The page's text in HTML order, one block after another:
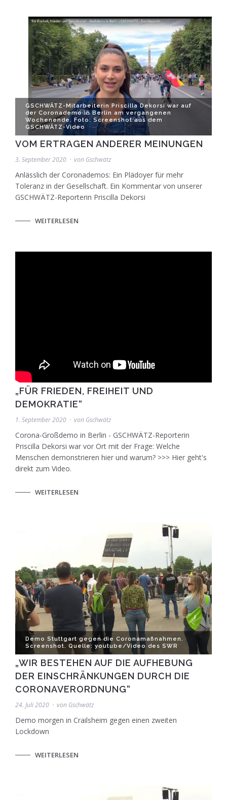
GSCHWÄTZ-Mitarbeiterin Priscilla Dekorsi war auf
der Coronademo in Berlin am vergangenen
Wochenende. Foto: Screenshot aus dem
GSCHWÄTZ-Video
VOM ERTRAGEN ANDERER MEINUNGEN
3. September 2020 von Gschwätz
Anlässlich der Coronademos: Ein Plädoyer für mehr
Toleranz in der Gesellschaft. Ein Kommentar von unserer
GSCHWÄTZ-Reporterin Priscilla Dekorsi
WEITERLESEN
„FÜR FRIEDEN, FREIHEIT UND
DEMOKRATIE“
1. September 2020 von Gschwätz
Corona-Großdemo in Berlin - GSCHWÄTZ-Reporterin
Priscilla Dekorsi war vor Ort mit der Frage: Welche
Menschen demonstrieren hier und warum? >>> Hier geht's
direkt zum Video.
WEITERLESEN
Demo Stuttgart gegen die Coronamaßnahmen.
Screenshot. Quelle: youtube/Video des SWR
„WIR BESTEHEN AUF DIE AUFHEBUNG
DER EINSCHRÄNKUNGEN DURCH DIE
CORONAVERORDNUNG“
24. Juli 2020 von Gschwätz
Demo morgen in Crailsheim gegen einen zweiten
Lockdown
WEITERLESEN